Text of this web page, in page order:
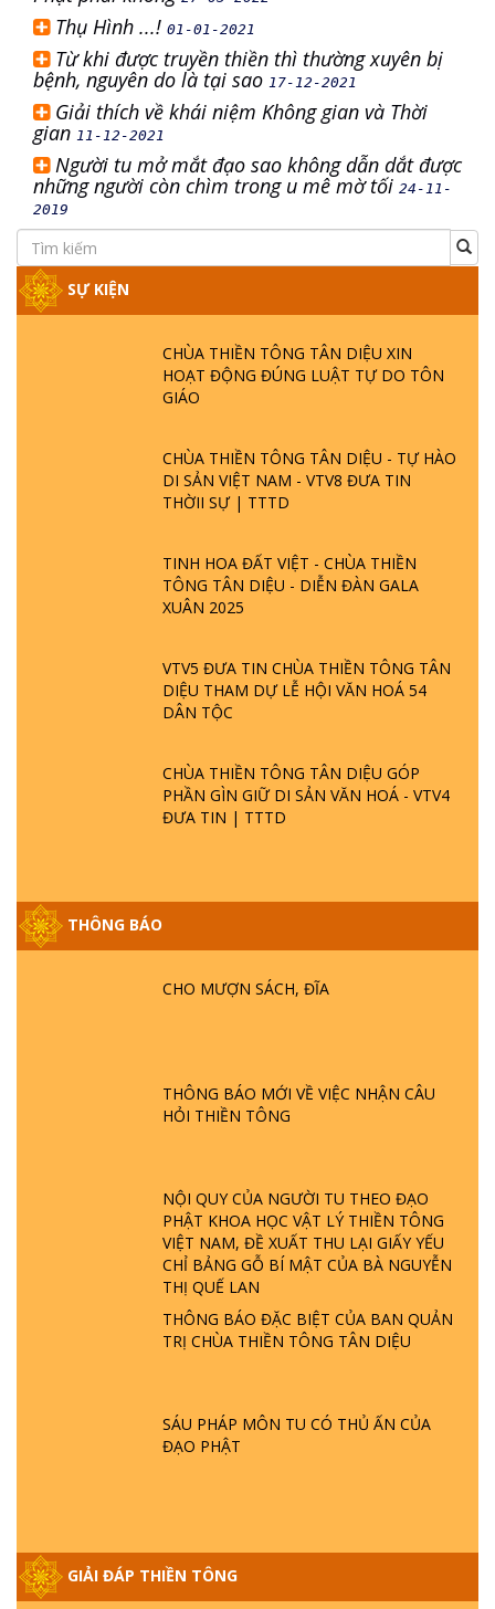
Thụ Hình ...! 01-01-2021
Từ khi được truyền thiền thì thường xuyên bị
bệnh, nguyên do là tại sao 17-12-2021
Giải thích về khái niệm Không gian và Thời
gian 11-12-2021
Người tu mở mắt đạo sao không dẫn dắt được
những người còn chìm trong u mê mờ tối 24-11-
2019
SỰ KIỆN
CHÙA THIỀN TÔNG TÂN DIỆU XIN
HOẠT ĐỘNG ĐÚNG LUẬT TỰ DO TÔN
GIÁO
CHÙA THIỀN TÔNG TÂN DIỆU - TỰ HÀO
DI SẢN VIỆT NAM - VTV8 ĐƯA TIN
THỜII SỰ | TTTD
TINH HOA ĐẤT VIỆT - CHÙA THIỀN
TÔNG TÂN DIỆU - DIỄN ĐÀN GALA
XUÂN 2025
VTV5 ĐƯA TIN CHÙA THIỀN TÔNG TÂN
DIỆU THAM DỰ LỄ HỘI VĂN HOÁ 54
DÂN TỘC
CHÙA THIỀN TÔNG TÂN DIỆU GÓP
PHẦN GÌN GIỮ DI SẢN VĂN HOÁ - VTV4
ĐƯA TIN | TTTD
THÔNG BÁO
CHO MƯỢN SÁCH, ĐĨA
THÔNG BÁO MỚI VỀ VIỆC NHẬN CÂU
HỎI THIỀN TÔNG
NỘI QUY CỦA NGƯỜI TU THEO ĐẠO
PHẬT KHOA HỌC VẬT LÝ THIỀN TÔNG
VIỆT NAM, ĐỀ XUẤT THU LẠI GIẤY YẾU
CHỈ BẢNG GỖ BÍ MẬT CỦA BÀ NGUYỄN
THỊ QUẾ LAN
THÔNG BÁO ĐẶC BIỆT CỦA BAN QUẢN
TRỊ CHÙA THIỀN TÔNG TÂN DIỆU
SÁU PHÁP MÔN TU CÓ THỦ ẤN CỦA
ĐẠO PHẬT
GIẢI ĐÁP THIỀN TÔNG
GIẢI ĐÁP ĐẶC BIỆT P25 - SUỐT 49 NĂM
GIẢI ĐÁP ĐẶC BIỆT P24 - TÁNH PHẬT
ĐƯỢC HÌNH THÀNH NHƯ THẾ NÀO?
GIẢI ĐÁP ĐẶC BIỆT P23 - THIÊN ĐÀNG Ở
ĐÂU? ĐỊA NGỤC Ở ĐÂU? ĐỨC CHÚA TRỜI
LÀ AI? QUỶ SA TĂNG? | TTTD
GIẢI ĐÁP THIỀN TÔNG ĐẶC BIỆT P22 - TẠI
SAO TRÁI ĐẤT NHIỀU THIÊN TAI - LŨ LỤT
- HỎA HOẠN | TTTD
GIẢI ĐÁP THIỀN TÔNG ĐẶC BIỆT P21 - TẠI
SAO ĐỨC PHẬT BƯỚC ĐI 7 BƯỚC TRÊN
HOA SEN ? | TTTD